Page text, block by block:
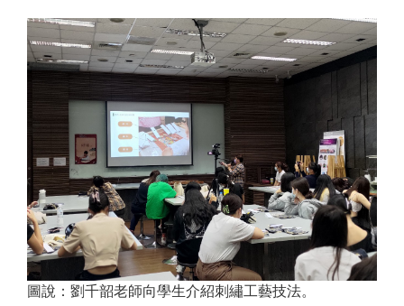
圖說：劉千韶老師向學生介紹刺繡工藝技法。